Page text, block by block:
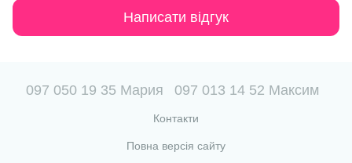
Написати відгук
097 050 19 35 Мария 097 013 14 52 Максим
Контакти
Повна версія сайту